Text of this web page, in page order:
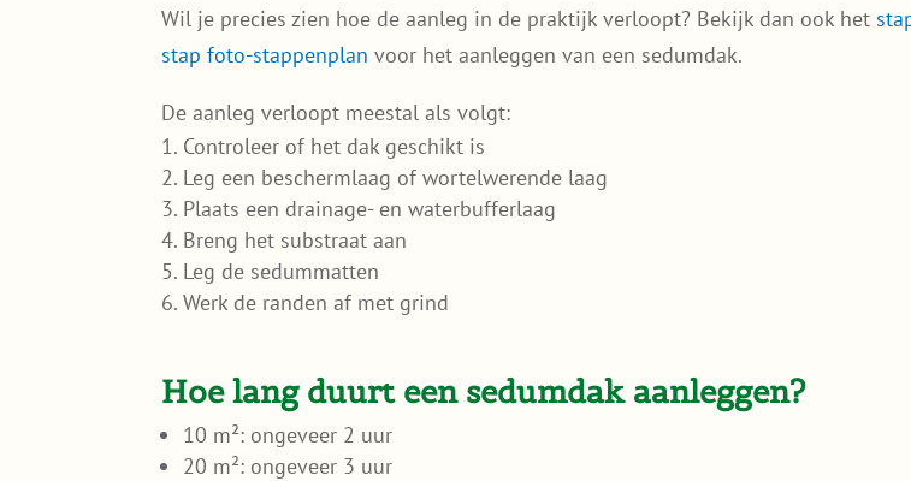
Wil je precies zien hoe de aanleg in de praktijk verloopt? Bekijk dan ook het
stap foto-stappenplan voor het aanleggen van een sedumdak.
De aanleg verloopt meestal als volgt:
Controleer of het dak geschikt is
Leg een beschermlaag of wortelwerende laag
Plaats een drainage- en waterbufferlaag
Breng het substraat aan
Leg de sedummatten
Werk de randen af met grind
Hoe lang duurt een sedumdak aanleggen?
10 m²: ongeveer 2 uur
20 m²: ongeveer 3 uur